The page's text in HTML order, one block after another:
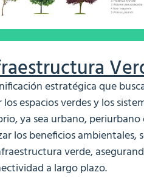
estratégica que
espacios verdes y los
ya sea urbano, periurbano
los beneficios ambientales,
verde,
a largo plazo.